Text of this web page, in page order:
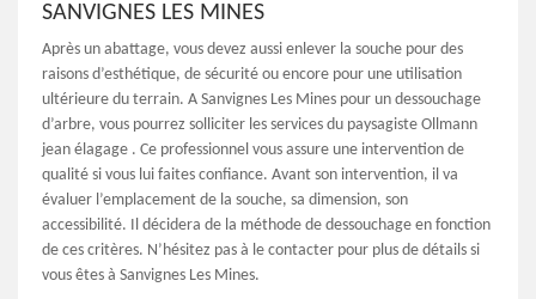
SANVIGNES LES MINES
Après un abattage, vous devez aussi enlever la souche pour des
raisons d’esthétique, de sécurité ou encore pour une utilisation
ultérieure du terrain. A Sanvignes Les Mines pour un dessouchage
d’arbre, vous pourrez solliciter les services du paysagiste Ollmann
jean élagage . Ce professionnel vous assure une intervention de
qualité si vous lui faites confiance. Avant son intervention, il va
évaluer l’emplacement de la souche, sa dimension, son
accessibilité. Il décidera de la méthode de dessouchage en fonction
de ces critères. N’hésitez pas à le contacter pour plus de détails si
vous êtes à Sanvignes Les Mines.